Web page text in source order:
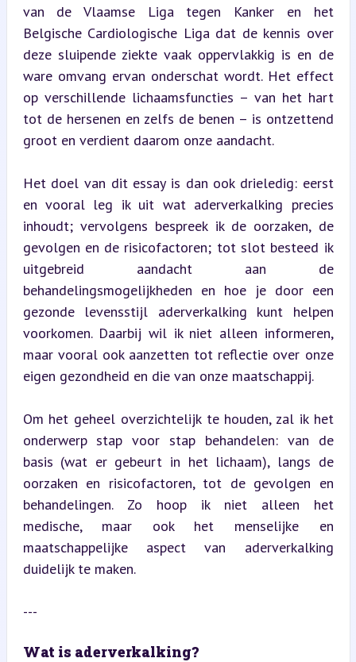
van de Vlaamse Liga tegen Kanker en het
Belgische Cardiologische Liga dat de kennis over
deze sluipende ziekte vaak oppervlakkig is en de
ware omvang ervan onderschat wordt. Het effect
op verschillende lichaamsfuncties – van het hart
tot de hersenen en zelfs de benen – is ontzettend
groot en verdient daarom onze aandacht.
Het doel van dit essay is dan ook drieledig: eerst
en vooral leg ik uit wat aderverkalking precies
inhoudt; vervolgens bespreek ik de oorzaken, de
gevolgen en de risicofactoren; tot slot besteed ik
uitgebreid aandacht aan de
behandelingsmogelijkheden en hoe je door een
gezonde levensstijl aderverkalking kunt helpen
voorkomen. Daarbij wil ik niet alleen informeren,
maar vooral ook aanzetten tot reflectie over onze
eigen gezondheid en die van onze maatschappij.
Om het geheel overzichtelijk te houden, zal ik het
onderwerp stap voor stap behandelen: van de
basis (wat er gebeurt in het lichaam), langs de
oorzaken en risicofactoren, tot de gevolgen en
behandelingen. Zo hoop ik niet alleen het
medische, maar ook het menselijke en
maatschappelijke aspect van aderverkalking
duidelijk te maken.
---
Wat is aderverkalking?